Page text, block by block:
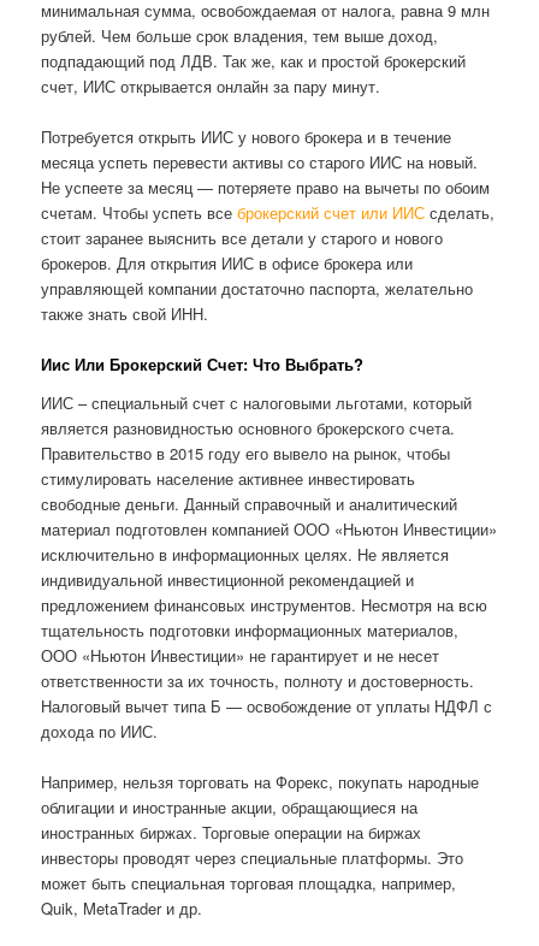
минимальная сумма, освобождаемая от налога, равна 9 млн
рублей. Чем больше срок владения, тем выше доход,
подпадающий под ЛДВ. Так же, как и простой брокерский
счет, ИИС открывается онлайн за пару минут.
Потребуется открыть ИИС у нового брокера и в течение
месяца успеть перевести активы со старого ИИС на новый.
Не успеете за месяц — потеряете право на вычеты по обоим
счетам. Чтобы успеть всеброкерский счет или ИИС сделать,
стоит заранее выяснить все детали у старого и нового
брокеров. Для открытия ИИС в офисе брокера или
управляющей компании достаточно паспорта, желательно
также знать свой ИНН.
Иис Или Брокерский Счет: Что Выбрать?
ИИС – специальный счет с налоговыми льготами, который
является разновидностью основного брокерского счета.
Правительство в 2015 году его вывело на рынок, чтобы
стимулировать население активнее инвестировать
свободные деньги. Данный справочный и аналитический
материал подготовлен компанией ООО «Ньютон Инвестиции»
исключительно в информационных целях. Не является
индивидуальной инвестиционной рекомендацией и
предложением финансовых инструментов. Несмотря на всю
тщательность подготовки информационных материалов,
ООО «Ньютон Инвестиции» не гарантирует и не несет
ответственности за их точность, полноту и достоверность.
Налоговый вычет типа Б — освобождение от уплаты НДФЛ с
дохода по ИИС.
Например, нельзя торговать на Форекс, покупать народные
облигации и иностранные акции, обращающиеся на
иностранных биржах. Торговые операции на биржах
инвесторы проводят через специальные платформы. Это
может быть специальная торговая площадка, например,
Quik, MetaTrader и др.